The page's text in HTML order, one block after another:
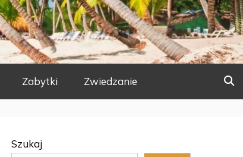
Zabytki Zwiedzanie
Szukaj